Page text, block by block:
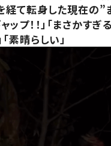
経て転身した現在の”
プ！！」「まさかすぎ
素晴らしい」